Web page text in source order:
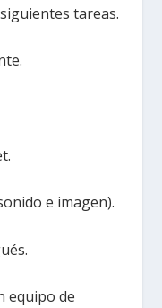
tareas.
e imagen).
equipo de